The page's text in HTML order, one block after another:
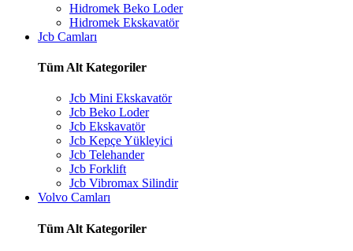
Hidromek Beko Loder
Hidromek Ekskavatör
Jcb Camları
Tüm Alt Kategoriler
Jcb Mini Ekskavatör
Jcb Beko Loder
Jcb Ekskavatör
Jcb Kepçe Yükleyici
Jcb Telehander
Jcb Forklift
Jcb Vibromax Silindir
Volvo Camları
Tüm Alt Kategoriler